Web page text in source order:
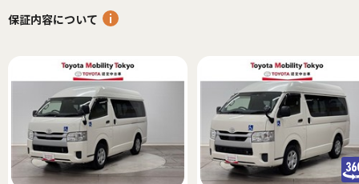
保証内容について